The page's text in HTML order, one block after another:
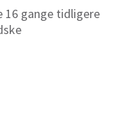
16 gange tidligere